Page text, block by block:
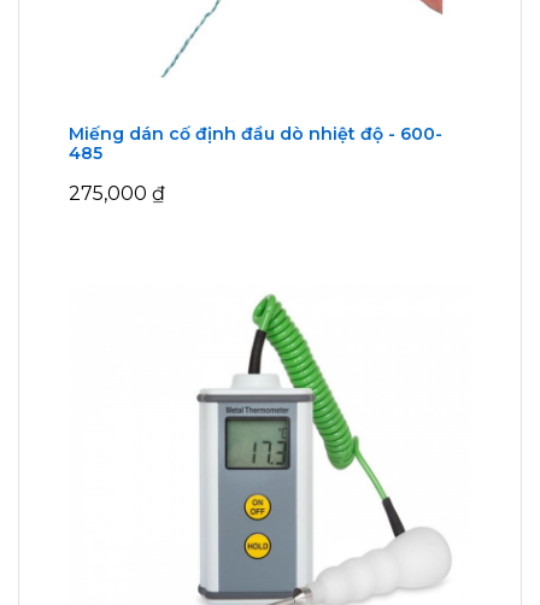
Miếng dán cố định đầu dò nhiệt độ - 600-
485
275,000 ₫